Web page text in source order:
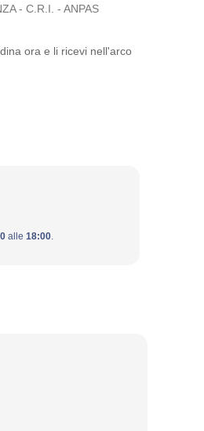
- C.R.I. - ANPAS
ora e li ricevi nell'arco
alle 18:00.